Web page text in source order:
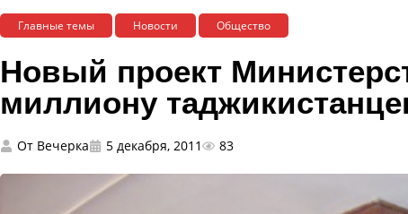
Главные темы Новости Общество
Новый проект
миллиону
От Вечерка 5 декабря, 2011 83